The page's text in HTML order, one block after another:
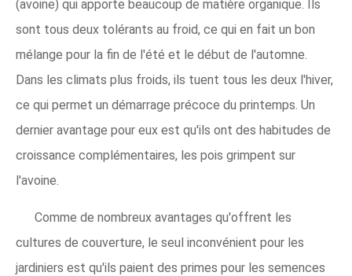
(avoine) qui apporte beaucoup de matière organique. Ils
sont tous deux tolérants au froid, ce qui en fait un bon
mélange pour la fin de l'été et le début de l'automne.
Dans les climats plus froids, ils tuent tous les deux l'hiver,
ce qui permet un démarrage précoce du printemps. Un
dernier avantage pour eux est qu'ils ont des habitudes de
croissance complémentaires, les pois grimpent sur
l'avoine.
Comme de nombreux avantages qu'offrent les
cultures de couverture, le seul inconvénient pour les
jardiniers est qu'ils paient des primes pour les semences